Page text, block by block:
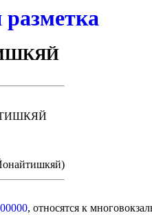
разметка
, относятся к